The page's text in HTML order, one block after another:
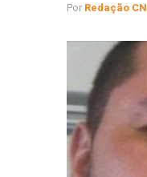
Por Redação CN